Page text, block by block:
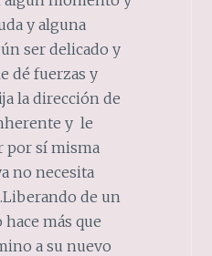
y alguna
ser delicado y
dé fuerzas y
la dirección de
y le
por sí misma
no necesita
de un
más que
a su nuevo